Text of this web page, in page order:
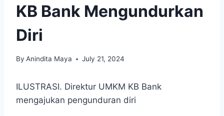
KB Bank Mengundurkan
Diri
By Anindita Maya July 21, 2024
ILUSTRASI. Direktur UMKM KB Bank
mengajukan pengunduran diri